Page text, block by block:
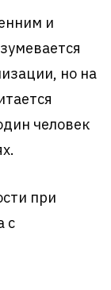
и
но на
человек
при
с